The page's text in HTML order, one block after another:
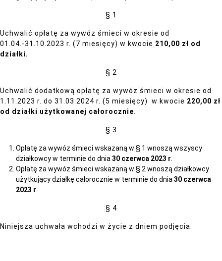
§ 1
Uchwalić opłatę za wywóz śmieci w okresie od
01.04.-31.10.2023 r. (7 miesięcy) w kwocie 210,00 zł od
działki.
§ 2
Uchwalić dodatkową opłatę za wywóz śmieci w okresie od
1.11.2023 r. do 31.03.2024 r. (5 miesięcy) w kwocie 220,00 zł
od działki użytkowanej całorocznie
§ 3
Opłatę za wywóz śmieci wskazaną w § 1 wnoszą wszyscy
działkowcy w terminie do dnia 30 czerwca 2023 r
Opłatę za wywóz śmieci wskazaną w § 2 wnoszą działkowcy
użytkujący działkę całorocznie w terminie do dnia 30 czerwca
2023 r
§ 4
Niniejsza uchwała wchodzi w życie z dniem podjęcia.